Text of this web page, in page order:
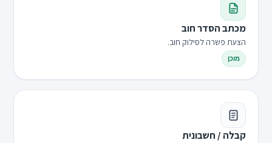
מכתב הסדר חוב
הצעת פשרה לסילוק חוב.
מוכן
קבלה / חשבונית